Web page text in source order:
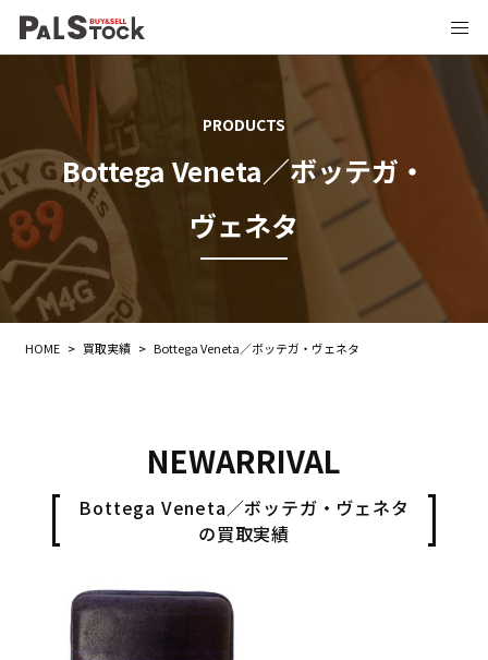
PRODUCTS
Bottega Veneta／ボッテガ・
ヴェネタ
HOME > 買取実績 > Bottega Veneta／ボッテガ・ヴェネタ
NEWARRIVAL
Bottega Veneta／ボッテガ・ヴェネタ
の買取実績